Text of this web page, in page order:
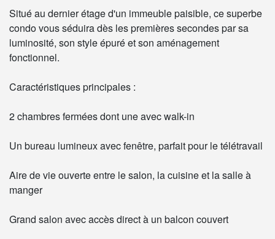
Situé au dernier étage d'un immeuble paisible, ce superbe
condo vous séduira dès les premières secondes par sa
luminosité, son style épuré et son aménagement
fonctionnel.
Caractéristiques principales :
2 chambres fermées dont une avec walk-in
Un bureau lumineux avec fenêtre, parfait pour le télétravail
Aire de vie ouverte entre le salon, la cuisine et la salle à
manger
Grand salon avec accès direct à un balcon couvert